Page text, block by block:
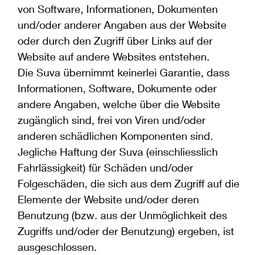
von Software, Informationen, Dokumenten
und/oder anderer Angaben aus der Website
oder durch den Zugriff über Links auf der
Website auf andere Websites entstehen.
Die Suva übernimmt keinerlei Garantie, dass
Informationen, Software, Dokumente oder
andere Angaben, welche über die Website
zugänglich sind, frei von Viren und/oder
anderen schädlichen Komponenten sind.
Jegliche Haftung der Suva (einschliesslich
Fahrlässigkeit) für Schäden und/oder
Folgeschäden, die sich aus dem Zugriff auf die
Elemente der Website und/oder deren
Benutzung (bzw. aus der Unmöglichkeit des
Zugriffs und/oder der Benutzung) ergeben, ist
ausgeschlossen.